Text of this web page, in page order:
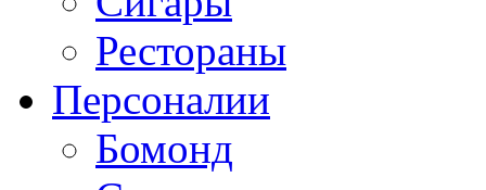
Рестораны
Персоналии
Бомонд